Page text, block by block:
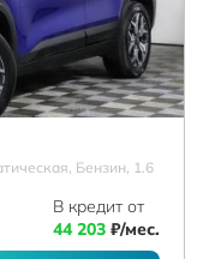
Бензин, 1.6
В кредит от
44 203 ₽/мес.